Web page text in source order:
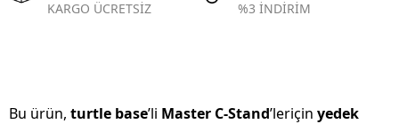
KARGO ÜCRETSİZ %3 İNDİRİM
Bu ürün, turtle base’li Master C-Stand’leriçin yedek